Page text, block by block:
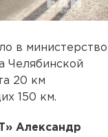
в министерство
Челябинской
20 км
150 км.
Александр